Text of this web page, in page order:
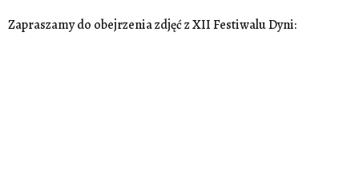
Zapraszamy do obejrzenia zdjęć z XII Festiwalu Dyni: